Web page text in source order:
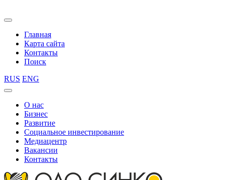
Главная
Карта сайта
Контакты
Поиск
RUS ENG
О нас
Бизнес
Развитие
Социальное инвестирование
Медиацентр
Вакансии
Контакты